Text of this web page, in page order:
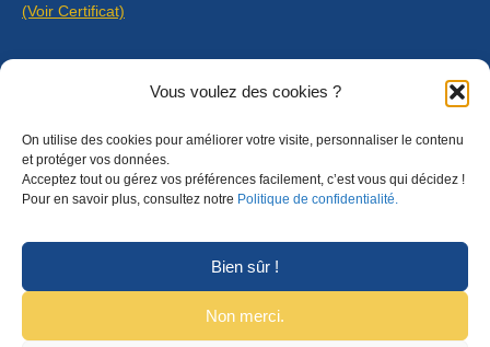
Vous voulez des cookies ?
On utilise des cookies pour améliorer votre visite, personnaliser le contenu
et protéger vos données.
Acceptez tout ou gérez vos préférences facilement, c’est vous qui décidez !
Pour en savoir plus, consultez notre Politique de confidentialité.
Bien sûr !
Non merci.
(Voir Certificat)
Règlement intérieur
CGU
CGV